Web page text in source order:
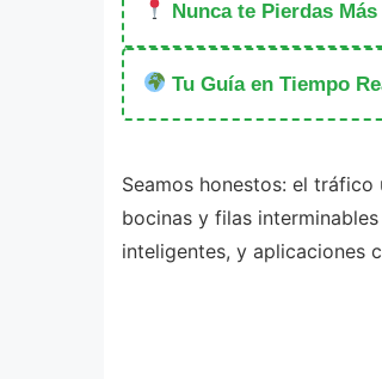
Nunca te Pierdas Más
Tu Guía en Tiempo
Seamos honestos: el
bocinas y filas
inteligentes, y aplicaciones